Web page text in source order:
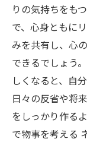
りの気持ちをも
で、心身ともに
みを共有し、心
できるでしょう
しくなると、自
日々の反省や将
をしっかり作る
で物事を考える